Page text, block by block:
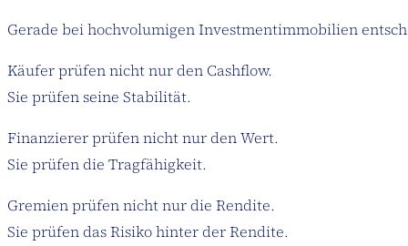
Gerade bei hochvolumigen Investmentimmobilien
Käufer prüfen nicht nur den Cashflow.
Sie prüfen seine Stabilität.
Finanzierer prüfen nicht nur den Wert.
Sie prüfen die Tragfähigkeit.
Gremien prüfen nicht nur die Rendite.
Sie prüfen das Risiko hinter der Rendite.